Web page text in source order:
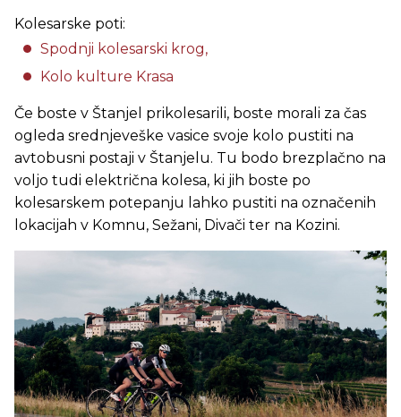
Kolesarske poti:
Spodnji kolesarski krog,
Kolo kulture Krasa
Če boste v Štanjel prikolesarili, boste morali za čas
ogleda srednjeveške vasice svoje kolo pustiti na
avtobusni postaji v Štanjelu. Tu bodo brezplačno na
voljo tudi električna kolesa, ki jih boste po
kolesarskem potepanju lahko pustiti na označenih
lokacijah v Komnu, Sežani, Divači ter na Kozini.